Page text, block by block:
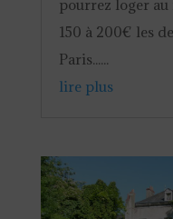
pourrez loger
150 à 200€ les
Paris......
lire plus